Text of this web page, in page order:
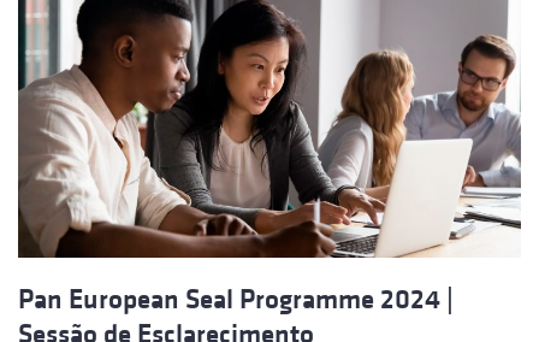
Pan European Seal Programme 2024 |
Sessão de Esclarecimento